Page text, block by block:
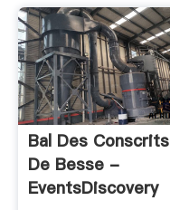
Bal Des Conscrits
De Besse -
EventsDiscovery